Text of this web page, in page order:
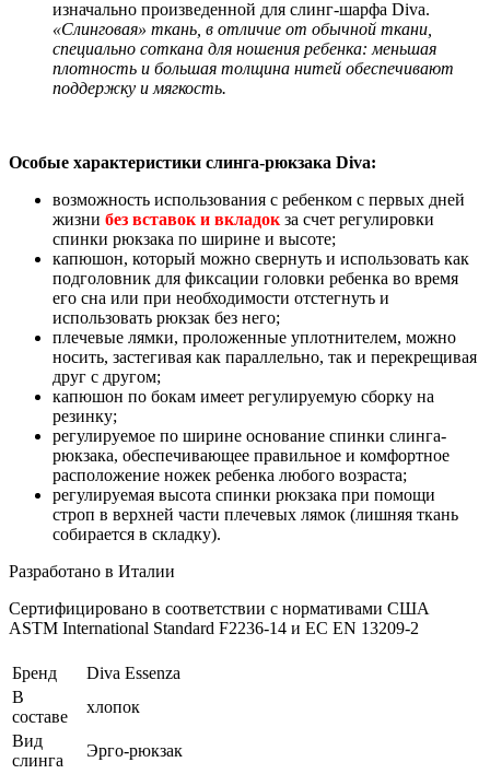
изначально произведенной для слинг-шарфа Diva.
«Cлинговая» ткань, в отличие от обычной ткани,
специально соткана для ношения ребенка: меньшая
плотность и большая толщина нитей обеспечивают
поддержку и мягкость.
Особые характеристики слинга-рюкзака Diva:
возможность использования с ребенком с первых дней
жизни без вставок и вкладок за счет регулировки
спинки рюкзака по ширине и высоте;
капюшон, который можно свернуть и использовать как
подголовник для фиксации головки ребенка во время
его сна или при необходимости отстегнуть и
использовать рюкзак без него;
плечевые лямки, проложенные уплотнителем, можно
носить, застегивая как параллельно, так и перекрещивая
друг с другом;
капюшон по бокам имеет регулируемую сборку на
резинку;
регулируемое по ширине основание спинки слинга-
рюкзака, обеспечивающее правильное и комфортное
расположение ножек ребенка любого возраста;
регулируемая высота спинки рюкзака при помощи
строп в верхней части плечевых лямок (лишняя ткань
собирается в складку).
Разработано в Италии
Сертифицировано в соответствии с нормативами США
ASTM International Standard F2236-14 и ЕС EN 13209-2
Бренд
Diva Essenza
В
составе
хлопок
Вид
слинга
Эрго-рюкзак